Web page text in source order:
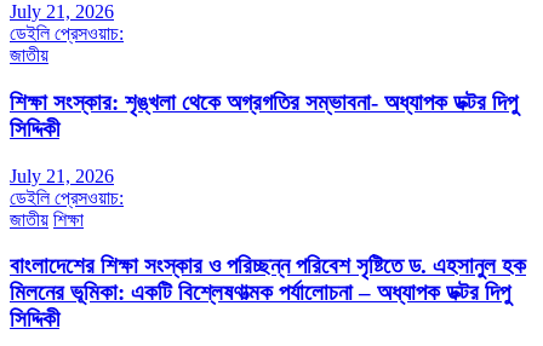
July 21, 2026
ডেইলি প্রেসওয়াচ:
জাতীয়
শিক্ষা সংস্কার: শৃঙ্খলা থেকে অগ্রগতির সম্ভাবনা- অধ্যাপক ডক্টর দিপু
সিদ্দিকী
July 21, 2026
ডেইলি প্রেসওয়াচ:
জাতীয় শিক্ষা
বাংলাদেশের শিক্ষা সংস্কার ও পরিচ্ছন্ন পরিবেশ সৃষ্টিতে ড. এহসানুল হক
মিলনের ভূমিকা: একটি বিশ্লেষণাত্মক পর্যালোচনা – অধ্যাপক ডক্টর দিপু
সিদ্দিকী